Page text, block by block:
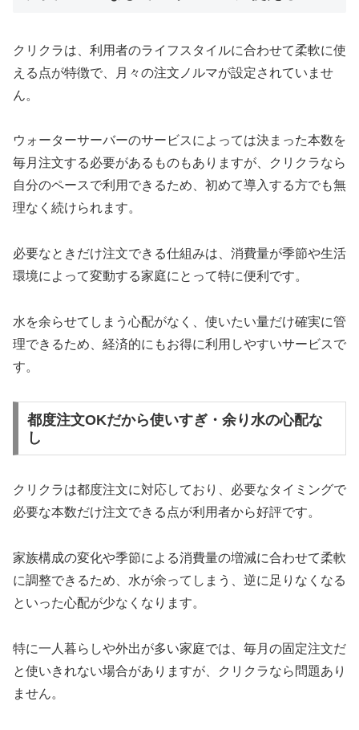
クリクラは、利用者のライフスタイルに合わせて柔軟に使
える点が特徴で、月々の注文ノルマが設定されていませ
ん。
ウォーターサーバーのサービスによっては決まった本数を
毎月注文する必要があるものもありますが、クリクラなら
自分のペースで利用できるため、初めて導入する方でも無
理なく続けられます。
必要なときだけ注文できる仕組みは、消費量が季節や生活
環境によって変動する家庭にとって特に便利です。
水を余らせてしまう心配がなく、使いたい量だけ確実に管
理できるため、経済的にもお得に利用しやすいサービスで
す。
都度注文OKだから使いすぎ・余り水の心配な
し
クリクラは都度注文に対応しており、必要なタイミングで
必要な本数だけ注文できる点が利用者から好評です。
家族構成の変化や季節による消費量の増減に合わせて柔軟
に調整できるため、水が余ってしまう、逆に足りなくなる
といった心配が少なくなります。
特に一人暮らしや外出が多い家庭では、毎月の固定注文だ
と使いきれない場合がありますが、クリクラなら問題あり
ません。